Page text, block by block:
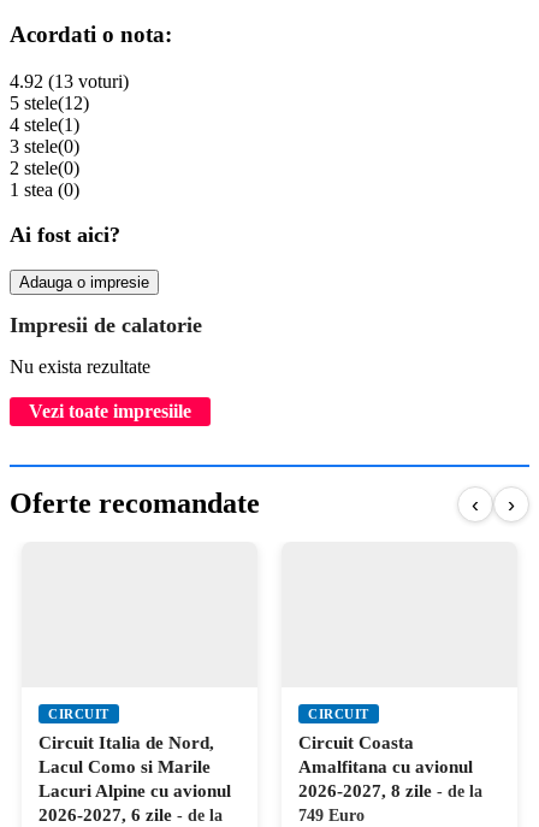
Acordati o nota:
4.92 (13 voturi)
5 stele(12)
4 stele(1)
3 stele(0)
2 stele(0)
1 stea (0)
Ai fost aici?
Adauga o impresie
Impresii de calatorie
Nu exista rezultate
Vezi toate impresiile
Oferte recomandate ‹ ›
CIRCUIT
Circuit Italia de Nord,
Lacul Como si Marile
Lacuri Alpine cu avionul
2026-2027, 6 zile - de la
CIRCUIT
Circuit Coasta
Amalfitana cu avionul
2026-2027, 8 zile - de la
749 Euro